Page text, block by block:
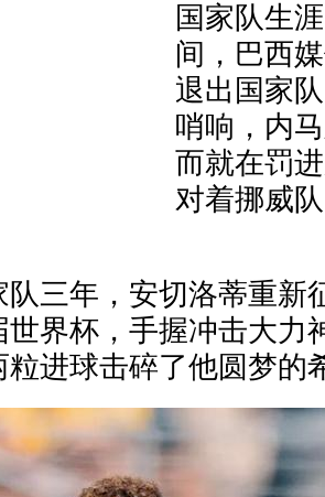
国家队生
间，巴西
退出国家
哨响，内
而就在罚
对着挪威
队三年，安切洛蒂重新
世界杯，手握冲击大力
进球击碎了他圆梦的